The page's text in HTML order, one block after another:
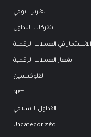
تقارير – يومي
شركات التداول
الاستثمار في العملات الرقمية
اسعار العملات الرقمية
البلوكتشين
NFT
التداول الاسلامي
Uncategorized